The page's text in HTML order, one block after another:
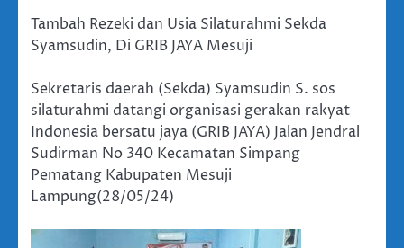
Tambah Rezeki dan Usia Silaturahmi Sekda
Syamsudin, Di GRIB JAYA Mesuji
Sekretaris daerah (Sekda) Syamsudin S. sos
silaturahmi datangi organisasi gerakan rakyat
Indonesia bersatu jaya (GRIB JAYA) Jalan Jendral
Sudirman No 340 Kecamatan Simpang
Pematang Kabupaten Mesuji
Lampung(28/05/24)